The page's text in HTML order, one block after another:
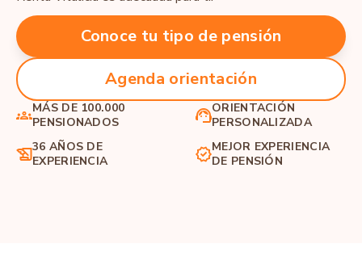
Conoce tu tipo de pensión
Agenda orientación
MÁS DE 100.000
PENSIONADOS
ORIENTACIÓN
PERSONALIZADA
36 AÑOS DE
EXPERIENCIA
MEJOR EXPERIENCIA
DE PENSIÓN